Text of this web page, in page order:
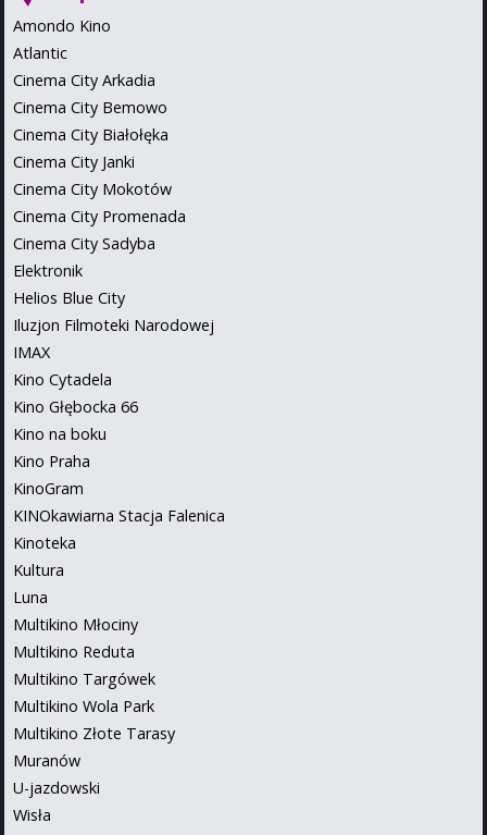
Amondo Kino
Atlantic
Cinema City Arkadia
Cinema City Bemowo
Cinema City Białołęka
Cinema City Janki
Cinema City Mokotów
Cinema City Promenada
Cinema City Sadyba
Elektronik
Helios Blue City
Iluzjon Filmoteki Narodowej
IMAX
Kino Cytadela
Kino Głębocka 66
Kino na boku
Kino Praha
KinoGram
KINOkawiarna Stacja Falenica
Kinoteka
Kultura
Luna
Multikino Młociny
Multikino Reduta
Multikino Targówek
Multikino Wola Park
Multikino Złote Tarasy
Muranów
U-jazdowski
Wisła